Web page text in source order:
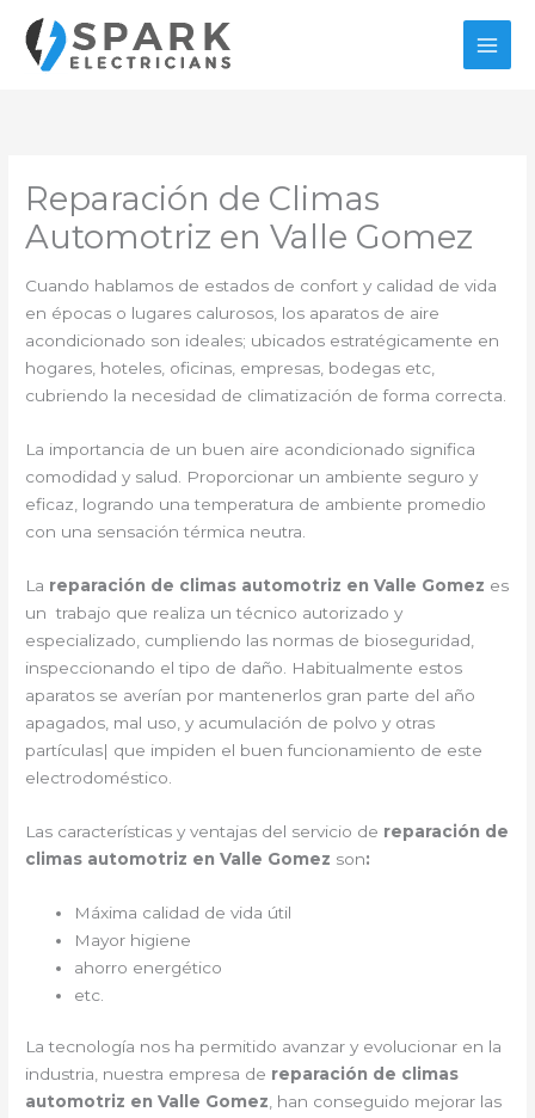
contenido
Reparación de Climas
Automotriz en Valle Gomez
Cuando hablamos de estados de confort y calidad de vida
en épocas o lugares calurosos, los aparatos de aire
acondicionado son ideales; ubicados estratégicamente en
hogares, hoteles, oficinas, empresas, bodegas etc,
cubriendo la necesidad de climatización de forma correcta.
La importancia de un buen aire acondicionado significa
comodidad y salud. Proporcionar un ambiente seguro y
eficaz, logrando una temperatura de ambiente promedio
con una sensación térmica neutra.
La reparación de climas automotriz en Valle Gomez es
un trabajo que realiza un técnico autorizado y
especializado, cumpliendo las normas de bioseguridad,
inspeccionando el tipo de daño. Habitualmente estos
aparatos se averían por mantenerlos gran parte del año
apagados, mal uso, y acumulación de polvo y otras
partículas| que impiden el buen funcionamiento de este
electrodoméstico.
Las características y ventajas del servicio de reparación de
climas automotriz en Valle Gomez son:
Máxima calidad de vida útil
Mayor higiene
ahorro energético
etc.
La tecnología nos ha permitido avanzar y evolucionar en la
industria, nuestra empresa de reparación de climas
automotriz en Valle Gomez, han conseguido mejorar las